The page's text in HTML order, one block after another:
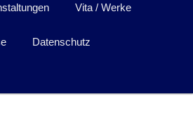
Vita / Werke
Datenschutz